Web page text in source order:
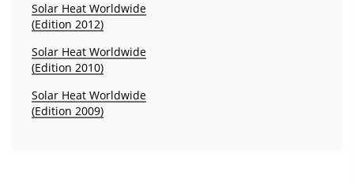
Solar Heat Worldwide
(Edition 2012)
Solar Heat Worldwide
(Edition 2010)
Solar Heat Worldwide
(Edition 2009)